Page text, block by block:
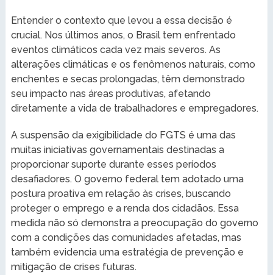
Entender o contexto que levou a essa decisão é
crucial. Nos últimos anos, o Brasil tem enfrentado
eventos climáticos cada vez mais severos. As
alterações climáticas e os fenômenos naturais, como
enchentes e secas prolongadas, têm demonstrado
seu impacto nas áreas produtivas, afetando
diretamente a vida de trabalhadores e empregadores.
A suspensão da exigibilidade do FGTS é uma das
muitas iniciativas governamentais destinadas a
proporcionar suporte durante esses períodos
desafiadores. O governo federal tem adotado uma
postura proativa em relação às crises, buscando
proteger o emprego e a renda dos cidadãos. Essa
medida não só demonstra a preocupação do governo
com a condições das comunidades afetadas, mas
também evidencia uma estratégia de prevenção e
mitigação de crises futuras.